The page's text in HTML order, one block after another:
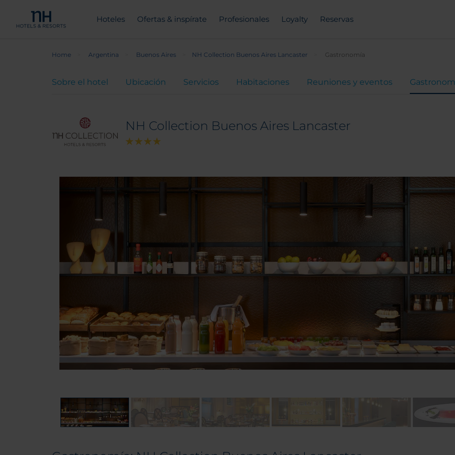
Hoteles Ofertas & inspírate Profesionales Loyalty Reservas
Home Argentina Buenos Aires NH Collection Buenos Aires Lancaster Gastronomía
Sobre el hotel Ubicación Servicios Habitaciones Reuniones y eventos
NH Collection Buenos Aires Lancaster